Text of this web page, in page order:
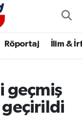
Röportaj İlim &
geçmiş
geçirildi